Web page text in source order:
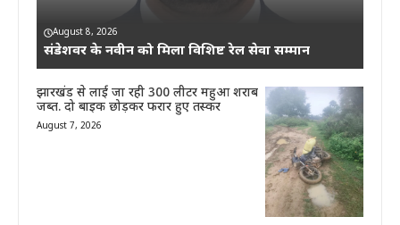
August 8, 2026
संडेशवर के नवीन को मिला विशिष्ट रेल सेवा सम्मान
झारखंड से लाई जा रही 300 लीटर महुआ शराब
जब्त. दो बाइक छोड़कर फरार हुए तस्कर
August 7, 2026